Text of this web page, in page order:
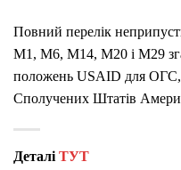
Повний перелік
M1, M6, M14, M20 і M29
положень USAID для ОГС,
Сполучених Штатів
Деталі ТУТ